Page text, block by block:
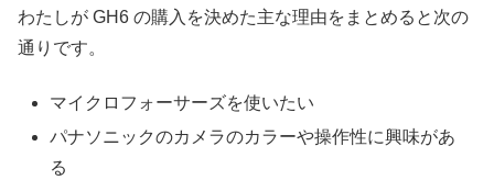
わたしが GH6 の購入を決めた主な理由をまとめると次の
通りです。
マイクロフォーサーズを使いたい
パナソニックのカメラのカラーや操作性に興味があ
る